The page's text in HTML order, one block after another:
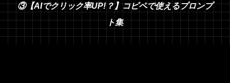
③【AIでクリック率UP!？】コピペで使えるプロンプ
ト集